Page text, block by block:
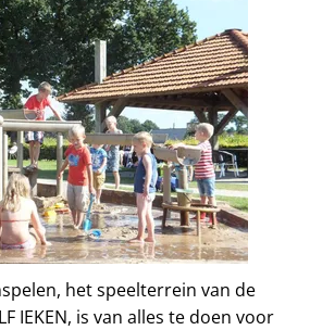
het speelterrein van de
IEKEN, is van alles te doen voor